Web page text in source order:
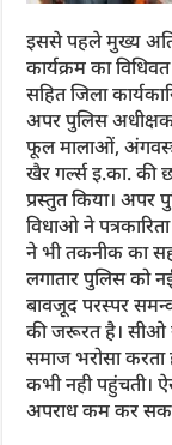
इससे पहले मुख्य
कार्यक्रम का
सहित जिला
अपर पुलिस
फूल मालाओं,
खैर गर्ल्स इ.का. की
प्रस्तुत किया।
विधाओ ने
ने भी तकनीक का
लगातार पुलिस को
बावजूद परस्पर
की जरूरत है। सीओ
समाज भरोसा
कभी नही पहुंचती।
अपराध कम कर